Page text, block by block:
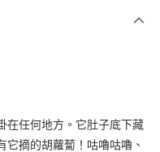
費
在任何地方。它肚子底下藏
摘的胡蘿蔔！咕嚕咕嚕、